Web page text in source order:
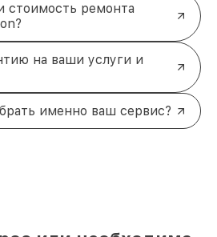
стоимость ремонта
на ваши услуги и
именно ваш сервис?